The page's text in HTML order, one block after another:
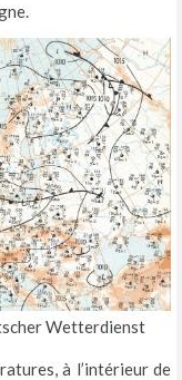
Wetterdienst
à l’intérieur de